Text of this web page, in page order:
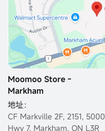
Moomoo Store -
Markham
地址：
CF Markville 2F, 2151, 5000
Hwy 7, Markham, ON L3R